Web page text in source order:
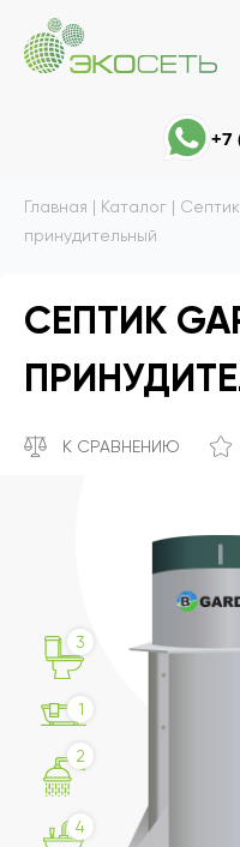
+7
Главная | Каталог |
принудительный
СЕПТИК
К СРАВНЕНИЮ
3
1
2
4